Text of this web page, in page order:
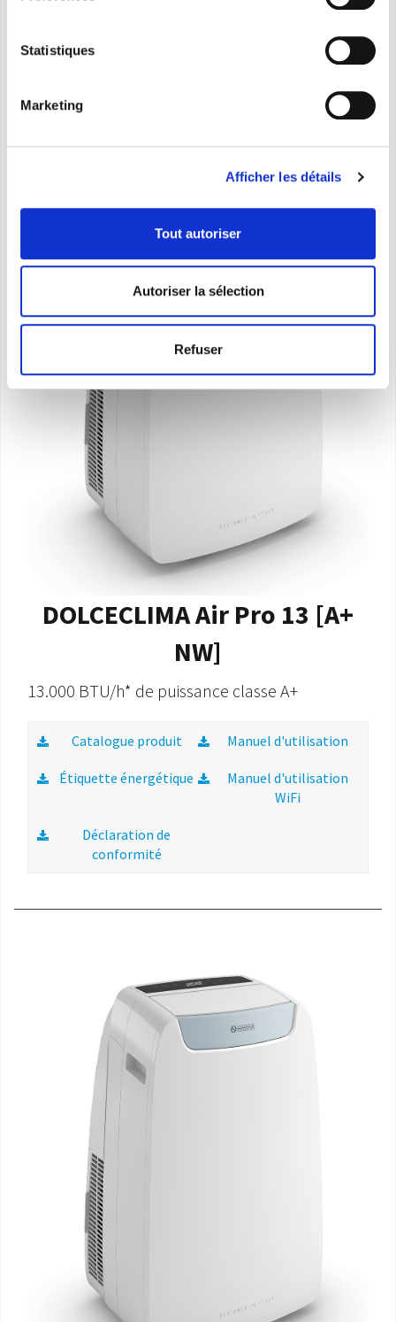
Statistiques
Marketing
Afficher les détails
Tout autoriser
Autoriser la sélection
Refuser
Déclaration de
DOLCECLIMA Air Pro 13 [A+
NW]
13.000 BTU/h* de puissance classe A+
Catalogue produit Manuel d'utilisation
Étiquette énergétique
Manuel d'utilisation
WiFi
Déclaration de
conformité